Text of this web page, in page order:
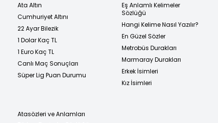
Ata Altın
Cumhuriyet Altını
22 Ayar Bilezik
1 Dolar Kaç TL
1 Euro Kaç TL
Canlı Maç Sonuçları
Süper Lig Puan Durumu
Eş Anlamlı Kelimeler
Sözlüğü
Hangi Kelime Nasıl Yazılır?
En Güzel Sözler
Metrobüs Durakları
Marmaray Durakları
Erkek İsimleri
Kız İsimleri
Atasözleri ve Anlamları